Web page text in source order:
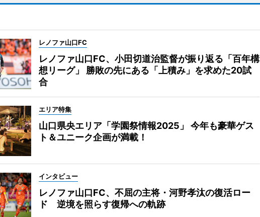
レノファ山口FC
レノファ山口FC、小田切道治監督が振り返る「百年構
想リーグ」 勝敗の先にある「上積み」を求めた20試
合
エリア特集
山口県央エリア「学園祭情報2025」 今年も豪華ゲス
ト＆ユニーク企画が満載！
インタビュー
レノファ山口FC、不屈の主将・河野孝汰の復活ロー
ド 逆境を照らす復帰への軌跡